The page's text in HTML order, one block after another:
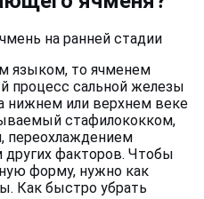
на ранней стадии
языком, то ячменем
процесс сальной железы
нижнем или верхнем веке
стафилококком,
переохлаждением
факторов. Чтобы
форму, нужно как
Как быстро убрать